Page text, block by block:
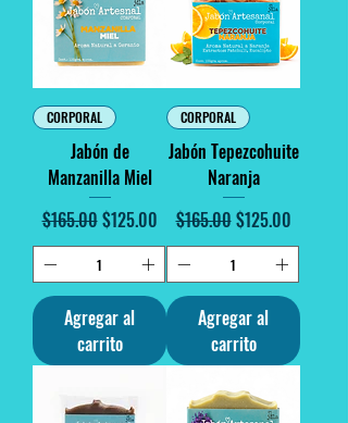
CORPORAL
Jabón de
Manzanilla Miel
Precio
$165.00Precio de oferta
$125.00
Agregar al
carrito
CORPORAL
Jabón Tepezcohuite
Naranja
Precio
$165.00Precio de oferta
$125.00
Agregar al
carrito